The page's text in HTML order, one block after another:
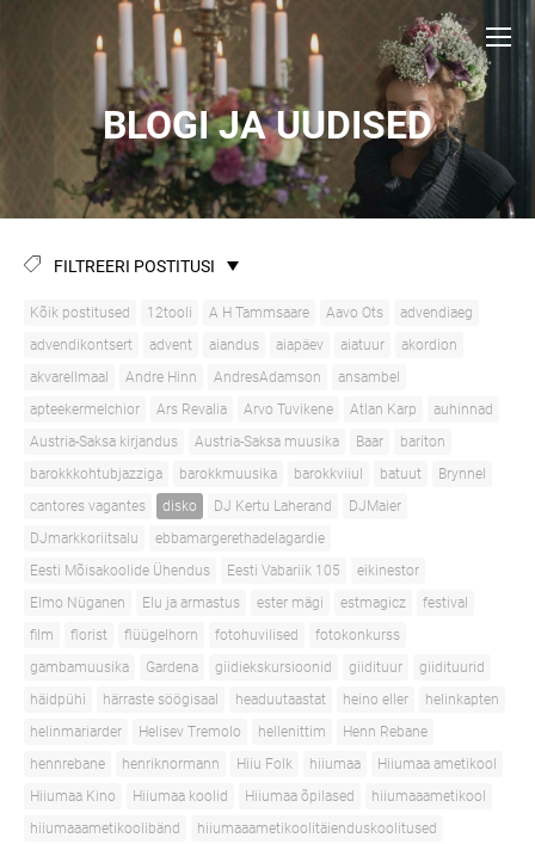
BLOGI JA UUDISED
FILTREERI POSTITUSI
Kõik postitused 12tooli A H Tammsaare Aavo Ots
advendiaeg
advendikontsert
advent aiandus aiapäev aiatuur
akordion
akvarellmaal
Andre Hinn AndresAdamson
ansambel
apteekermelchior
Ars Revalia Arvo Tuvikene Atlan Karp
auhinnad
Austria-Saksa kirjandus
Austria-Saksa muusika Baar
bariton
barokkkohtubjazziga
barokkmuusika barokkviiul batuut
Brynnel
cantores vagantes
disko DJ Kertu Laherand
DJMaier
DJmarkkoriitsalu
ebbamargerethadelagardie
Eesti Mõisakoolide Ühendus
Eesti Vabariik 105
eikinestor
Elmo Nüganen
Elu ja armastus ester mägi estmagicz
festival
film
florist flüügelhorn fotohuvilised
fotokonkurss
gambamuusika
Gardena giidiekskursioonid giidituur
giidituurid
häidpühi
härraste söögisaal headuutaastat heino eller
helinkapten
helinmariarder
Helisev Tremolo hellenittim
Henn Rebane
hennrebane
henriknormann Hiiu Folk hiiumaa
Hiiumaa ametikool
Hiiumaa Kino
Hiiumaa koolid Hiiumaa õpilased
hiiumaaametikool
hiiumaaametikoolibänd
hiiumaaametikoolitäienduskoolitused